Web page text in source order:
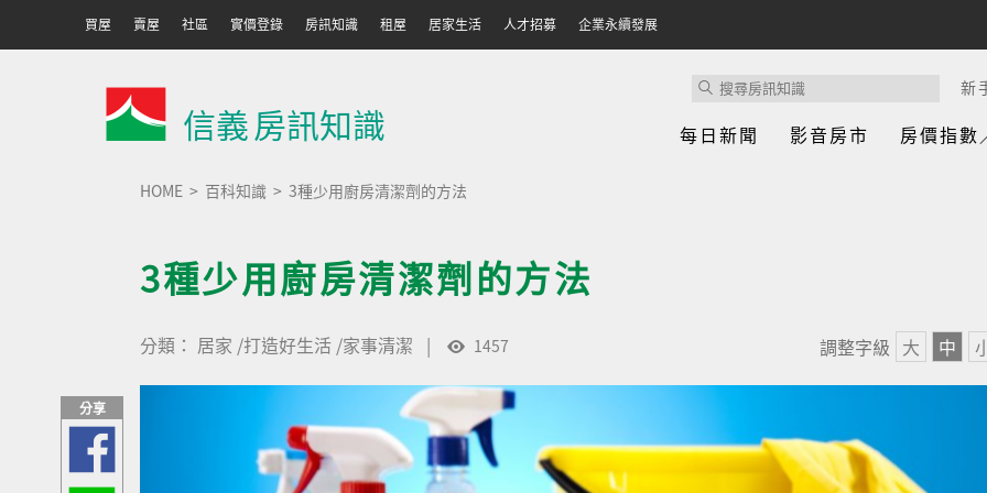
買屋 賣屋 社區 實價登錄 房訊知識 租屋 居家生活 人才招募 企業永續發展
信義房訊知識
新
每日新聞 影音房市 房價指數
HOME 百科知識 3種少用廚房清潔劑的方法
3種少用廚房清潔劑的方法
分類： 居家 /打造好生活 /家事清潔 | 1457 調整字級 大 中
分享